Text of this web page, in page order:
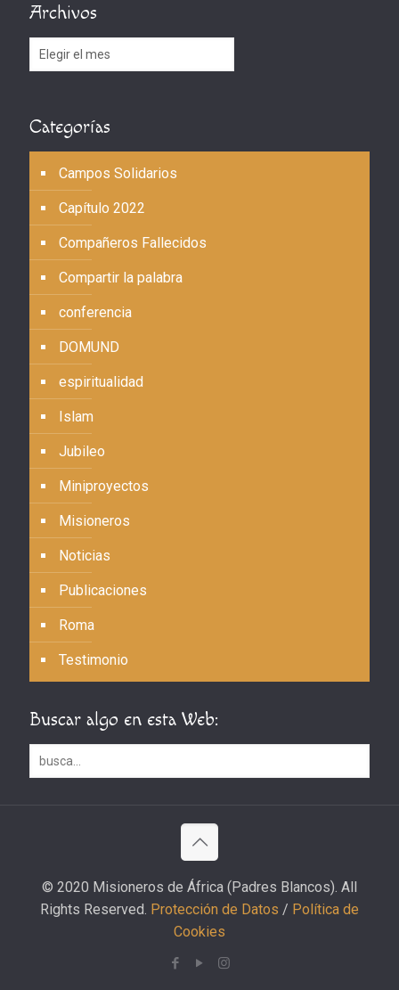
Archivos
Archivos
Categorías
Campos Solidarios
Capítulo 2022
Compañeros Fallecidos
Compartir la palabra
conferencia
DOMUND
espiritualidad
Islam
Jubileo
Miniproyectos
Misioneros
Noticias
Publicaciones
Roma
Testimonio
Buscar algo en esta Web:
© 2020 Misioneros de África (Padres Blancos). All
Rights Reserved. Protección de Datos / Política de
Cookies